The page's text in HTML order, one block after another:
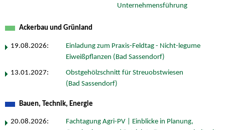
Unternehmensführung
Ackerbau und Grünland
19.08.2026:
Einladung zum Praxis-Feldtag - Nicht-legume
Eiweißpflanzen (Bad Sassendorf)
13.01.2027:
Obstgehölzschnitt für Streuobstwiesen
(Bad Sassendorf)
Bauen, Technik, Energie
20.08.2026:
Fachtagung Agri-PV | Einblicke in Planung,